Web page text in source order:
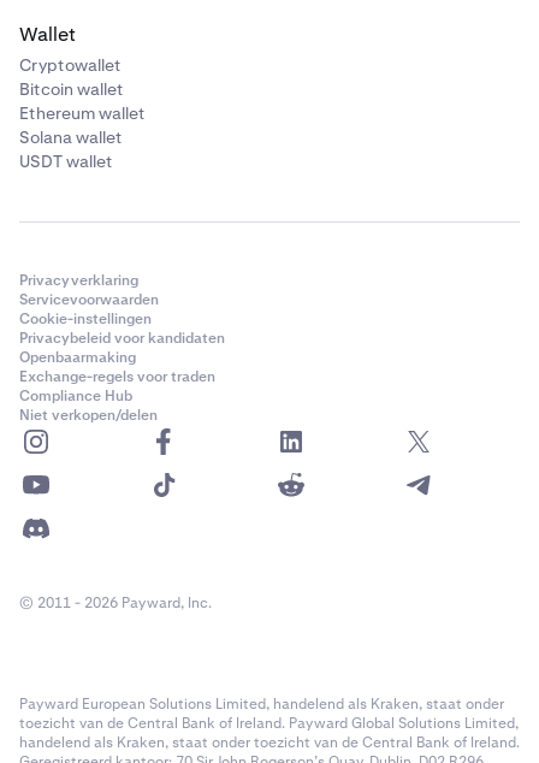
Wallet
Cryptowallet
Bitcoin wallet
Ethereum wallet
Solana wallet
USDT wallet
Privacyverklaring
Servicevoorwaarden
Cookie-instellingen
Privacybeleid voor kandidaten
Openbaarmaking
Exchange-regels voor traden
Compliance Hub
Niet verkopen/delen
© 2011 - 2026 Payward, Inc.
Payward European Solutions Limited, handelend als Kraken, staat onder
toezicht van de Central Bank of Ireland. Payward Global Solutions Limited,
handelend als Kraken, staat onder toezicht van de Central Bank of Ireland.